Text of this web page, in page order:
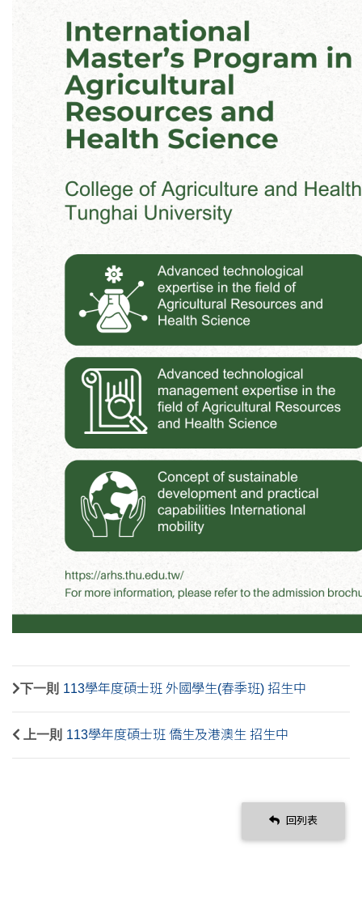
下一則 113學年度碩士班 外國學生(春季班) 招生中
上一則 113學年度碩士班 僑生及港澳生 招生中
回列表